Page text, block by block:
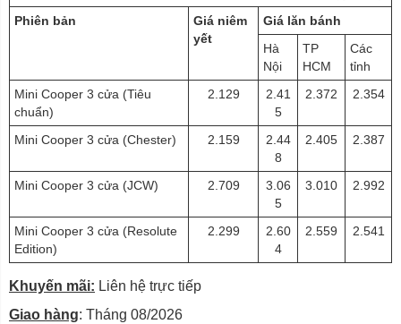
Phiên bản
Giá niêm
yết
Giá lăn bánh
Hà
Nội
TP
HCM
Các
tỉnh
Mini Cooper 3 cửa (Tiêu
chuẩn)
2.129
2.41
5
2.372 2.354
Mini Cooper 3 cửa (Chester) 2.159
2.44
8
2.405 2.387
Mini Cooper 3 cửa (JCW) 2.709
3.06
5
3.010 2.992
Mini Cooper 3 cửa (Resolute
Edition)
2.299
2.60
4
2.559 2.541
Khuyến mãi: Liên hệ trực tiếp
Giao hàng: Tháng 08/2026